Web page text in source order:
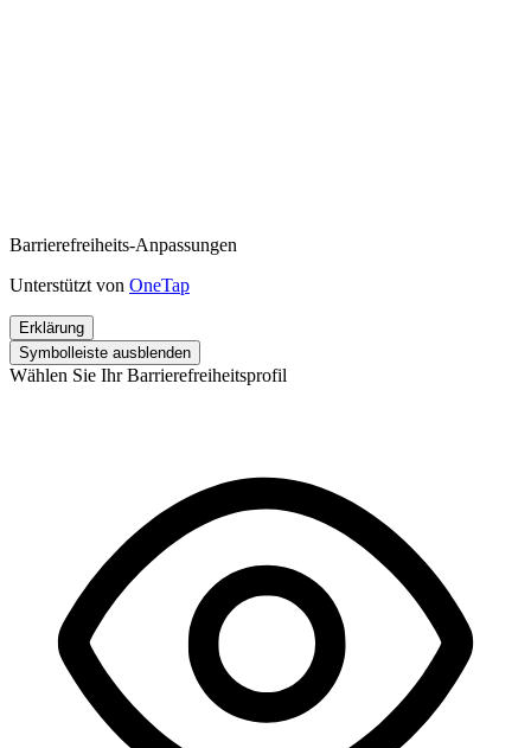
Barrierefreiheits-Anpassungen
Unterstützt von OneTap
Erklärung
Symbolleiste ausblenden
Wählen Sie Ihr Barrierefreiheitsprofil